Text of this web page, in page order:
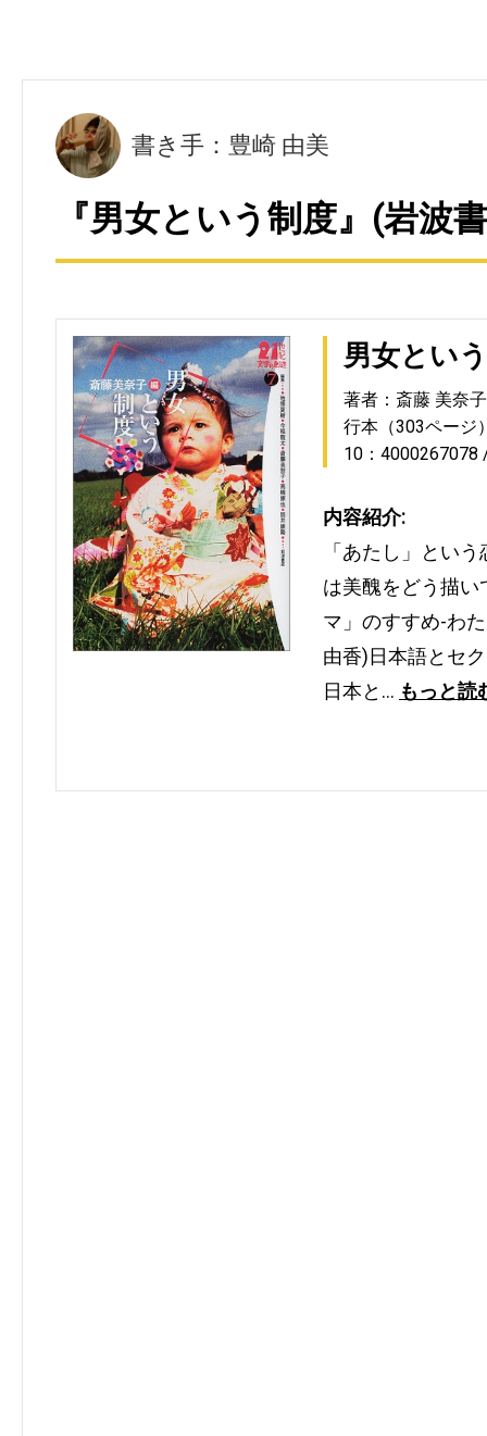
書き手：豊崎 由美
『男女という制度』(岩波
男女とい
著者：斎藤 美奈子
行本（303ページ
10：4000267078
内容紹介:
「あたし」とい
は美醜をどう描
マ」のすすめ-わ
由香)日本語とセ
日本と… もっと読